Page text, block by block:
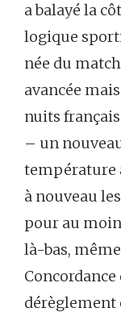
a balayé la
logique
née du
avancée
nuits
– un
température
à nouveau
pour au
là-bas,
dérèglement